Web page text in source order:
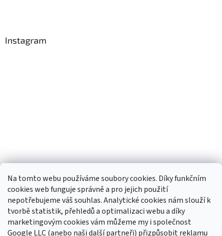
Na tomto webu používáme soubory cookies. Díky funkčním
cookies web funguje správně a pro jejich použití
nepotřebujeme váš souhlas. Analytické cookies nám slouží k
tvorbě statistik, přehledů a optimalizaci webu a díky
marketingovým cookies vám můžeme my i společnost
Google LLC (anebo naši další partneři) přizpůsobit reklamu
Instagram
Sledovat na Instagramu